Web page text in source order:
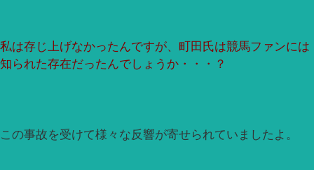
私は存じ上げなかったんですが、町田氏は競馬ファンには
知られた存在だったんでしょうか・・・？
この事故を受けて様々な反響が寄せられていましたよ。